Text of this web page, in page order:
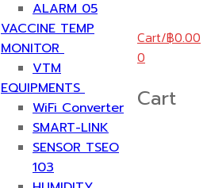
ALARM 05
VACCINE TEMP
MONITOR
VTM
EQUIPMENTS
WiFi Converter
SMART-LINK
SENSOR TSEO
103
Cart/฿0.00
0
Cart